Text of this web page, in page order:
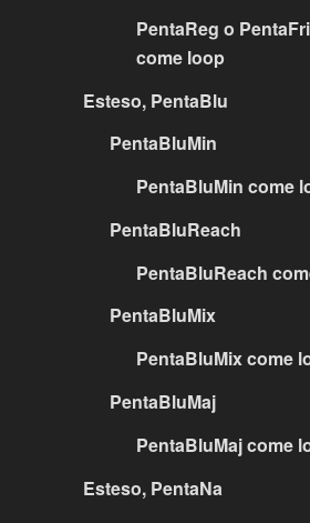
PentaReg o
come loop
Esteso, PentaBlu
PentaBluMin
PentaBluMin come
PentaBluReach
PentaBluReach
PentaBluMix
PentaBluMix come
PentaBluMaj
PentaBluMaj come
Esteso, PentaNa